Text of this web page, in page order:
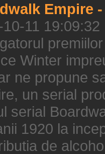
Empire
11 19:09:32
Winter
ne propune
un serial
serial
1920 la
de